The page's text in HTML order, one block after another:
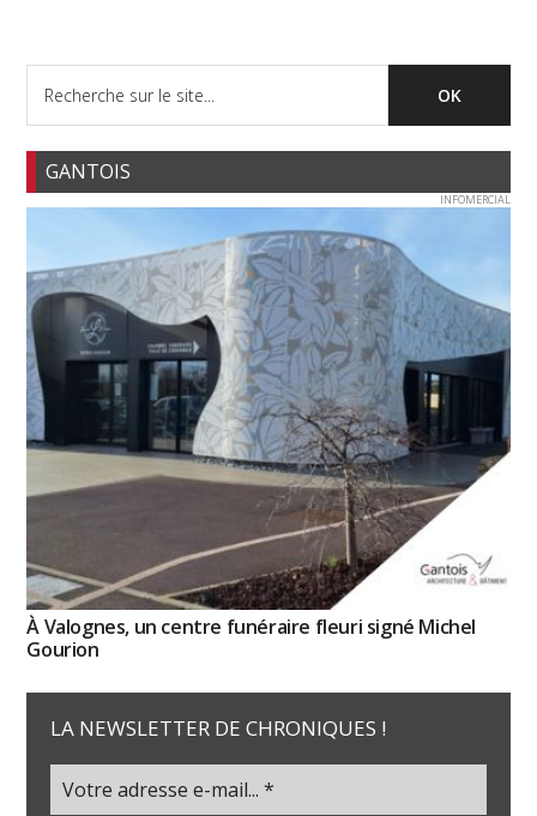
GANTOIS
INFOMERCIAL
À Valognes, un centre funéraire fleuri signé Michel
Gourion
LA NEWSLETTER DE CHRONIQUES !